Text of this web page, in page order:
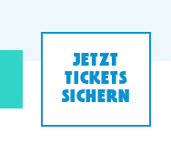
JETZT
TICKETS
SICHERN